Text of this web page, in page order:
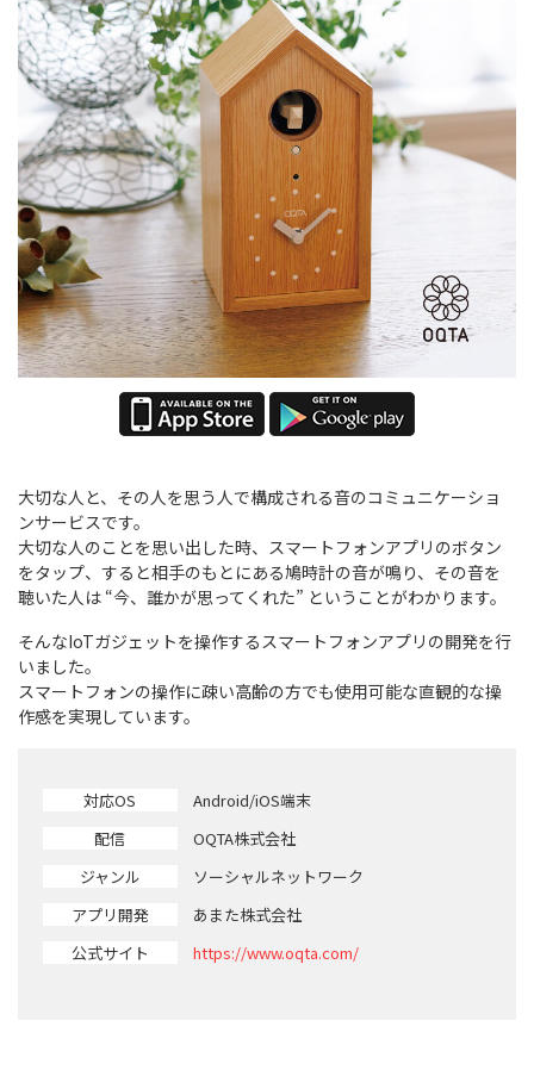
大切な人と、その人を思う人で構成される音のコミュニケーショ
ンサービスです。
大切な人のことを思い出した時、スマートフォンアプリのボタン
をタップ、すると相手のもとにある鳩時計の音が鳴り、その音を
聴いた人は “今、誰かが思ってくれた” ということがわかります。
そんなIoTガジェットを操作するスマートフォンアプリの開発を行
いました。
スマートフォンの操作に疎い高齢の方でも使用可能な直観的な操
作感を実現しています。
対応OS
Android/iOS端末
配信
OQTA株式会社
ジャンル
ソーシャルネットワーク
アプリ開発
あまた株式会社
公式サイト
https://www.oqta.com/